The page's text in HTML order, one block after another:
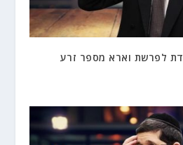
לפרשת וארא מספר זרע